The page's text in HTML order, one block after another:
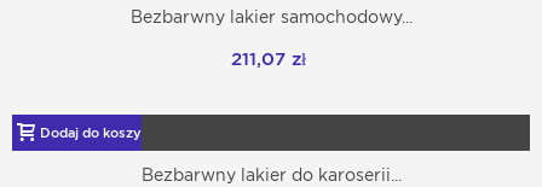
Bezbarwny lakier samochodowy...
211,07 zł
Dodaj do koszyka
Bezbarwny lakier do karoserii...